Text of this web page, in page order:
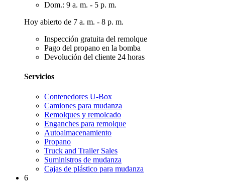
Dom.: 9 a. m. - 5 p. m.
Hoy abierto de 7 a. m. - 8 p. m.
Inspección gratuita del remolque
Pago del propano en la bomba
Devolución del cliente 24 horas
Servicios
Contenedores U-Box
Camiones para mudanza
Remolques y remolcado
Enganches para remolque
Autoalmacenamiento
Propano
Truck and Trailer Sales
Suministros de mudanza
Cajas de plástico para mudanza
6